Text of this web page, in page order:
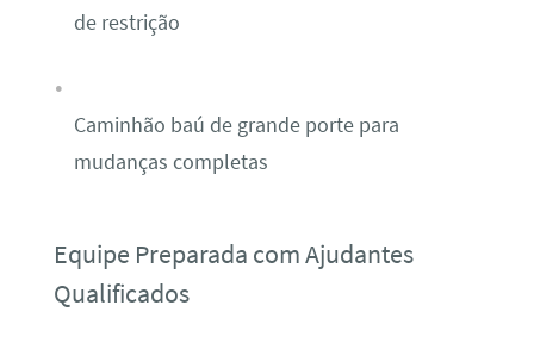
de restrição
Caminhão baú de grande porte para
mudanças completas
Equipe Preparada com Ajudantes
Qualificados